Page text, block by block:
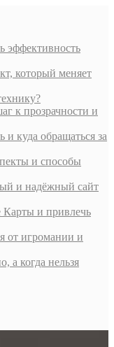
эффективность
который меняет
к прозрачности и
и куда обращаться за
и способы
и надёжный сайт
Карты и привлечь
от игромании и
а когда нельзя